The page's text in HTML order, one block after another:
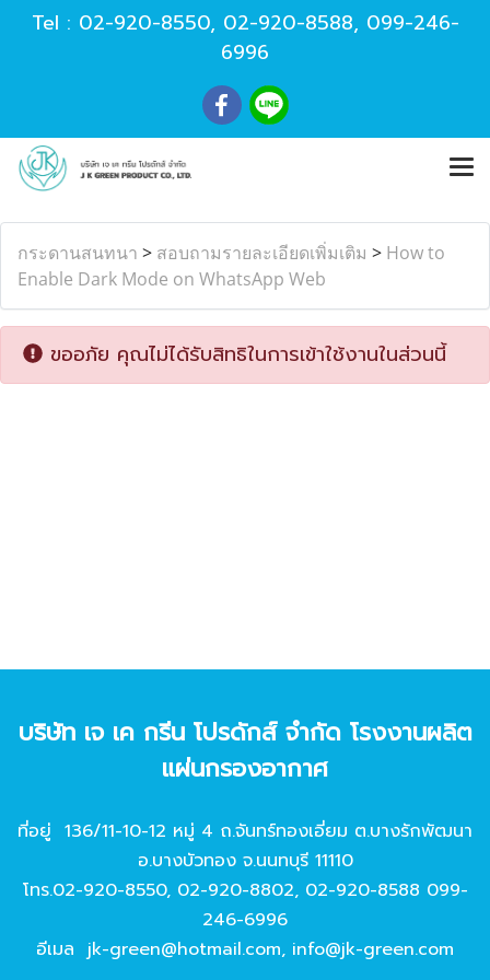
Tel : 02-920-8550, 02-920-8588, 099-246-
6996
กระดานสนทนา > สอบถามรายละเอียดเพิ่มเติม > How to
Enable Dark Mode on WhatsApp Web
ขออภัย คุณไม่ได้รับสิทธิในการเข้าใช้งานในส่วนนี้
บริษัท เจ เค กรีน โปรดักส์ จํากัด โรงงานผลิต
แผ่นกรองอากาศ
ที่อยู่ 136/11-10-12 หมู่ 4 ถ.จันทร์ทองเอี่ยม ต.บางรักพัฒนา
อ.บางบัวทอง จ.นนทบุรี 11110
โทร.02-920-8550, 02-920-8802, 02-920-8588 099-
246-6996
อีเมล jk-green@hotmail.com, info@jk-green.com